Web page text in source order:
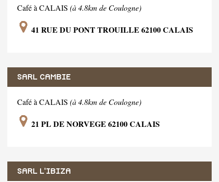
Café à CALAIS (à 4.8km de Coulogne)
41 RUE DU PONT TROUILLE 62100 CALAIS
SARL CAMBIE
Café à CALAIS (à 4.8km de Coulogne)
21 PL DE NORVEGE 62100 CALAIS
SARL L'IBIZA